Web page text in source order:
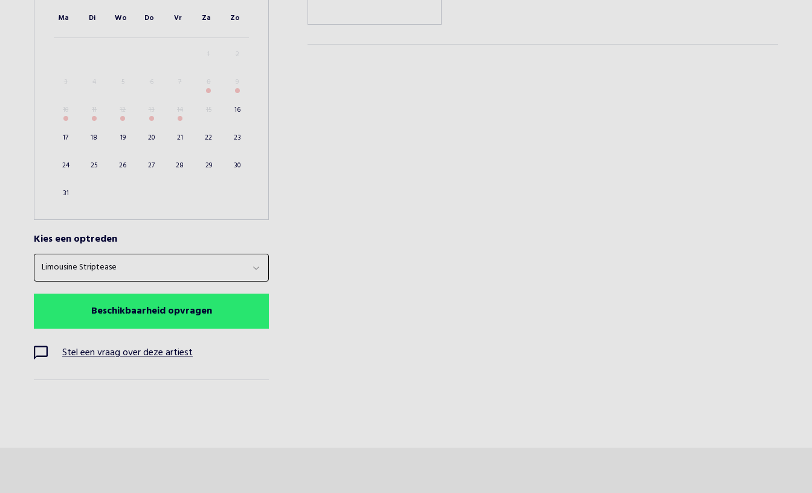
Ma Di Wo Do Vr Za Zo
1 2
3 4 5 6 7 8 9
10 11 12 13 14 15 16
17 18 19 20 21 22 23
24 25 26 27 28 29 30
31
Kies een optreden
Limousine Striptease
Beschikbaarheid opvragen
Stel een vraag over deze artiest